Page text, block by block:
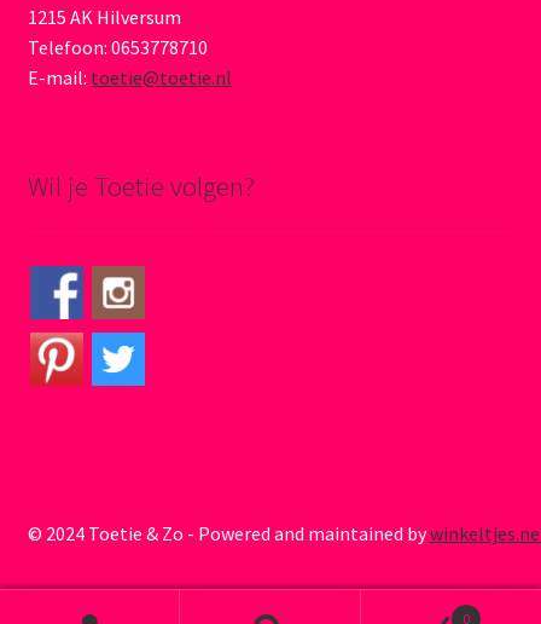
1215 AK Hilversum
Telefoon: 0653778710
E-mail: toetie@toetie.nl
Wil je Toetie volgen?
© 2024 Toetie & Zo - Powered and maintained by
0